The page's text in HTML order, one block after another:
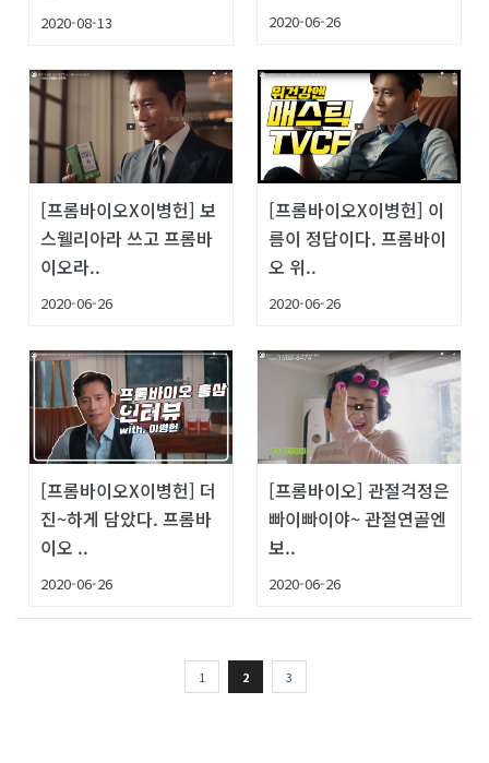
2020-08-13 2020-06-26
[프롬바이오X이병헌] 보
스웰리아라 쓰고 프롬바
이오라..
2020-06-26
[프롬바이오X이병헌] 이
름이 정답이다. 프롬바이
오 위..
2020-06-26
[프롬바이오X이병헌] 더
진~하게 담았다. 프롬바
이오 ..
2020-06-26
[프롬바이오] 관절걱정은
빠이빠이야~ 관절연골엔
보..
2020-06-26
1 2 3